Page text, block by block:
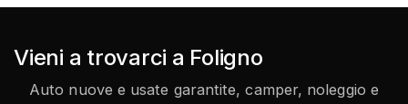
Vieni a trovarci a Foligno
Auto nuove e usate garantite, camper, noleggio e